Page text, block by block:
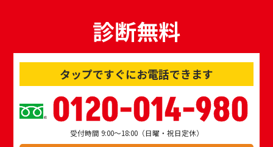
診断無料
タップですぐにお電話できます
0120-014-980
受付時間 9:00～18:00（日曜・祝日定休）